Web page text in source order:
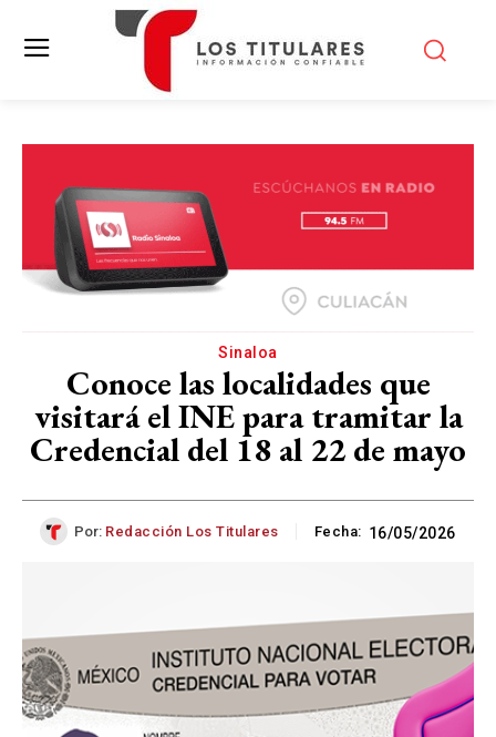
Sinaloa
Conoce las localidades que
visitará el INE para tramitar la
Credencial del 18 al 22 de mayo
Por: Redacción Los Titulares Fecha: 16/05/2026